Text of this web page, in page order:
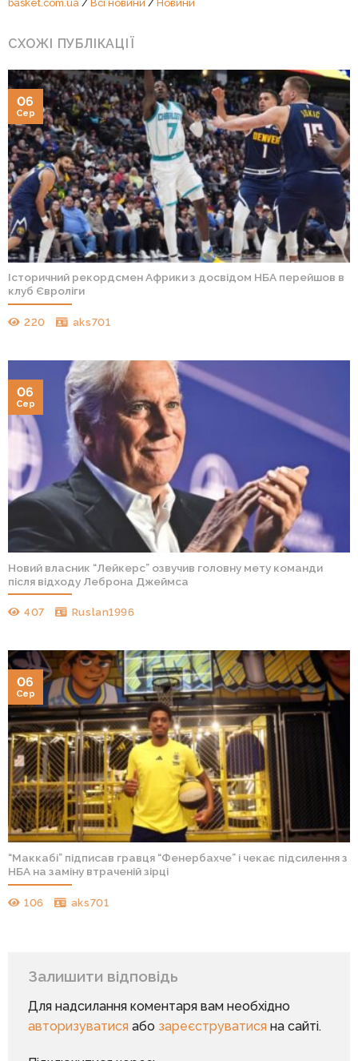
basket.com.ua / Всі новини / Новини
СХОЖІ ПУБЛІКАЦІЇ
Історичний рекордсмен Африки з досвідом НБА перейшов в
клуб Євроліги
220 aks701
06
Сер
Новий власник “Лейкерс” озвучив головну мету команди
після відходу Леброна Джеймса
407 Ruslan1996
06
Сер
“Маккабі” підписав гравця “Фенербахче” і чекає підсилення з
НБА на заміну втраченій зірці
106 aks701
06
Сер
Залишити відповідь
Для надсилання коментаря вам необхідно
авторизуватисяабо зареєструватисяна сайті.